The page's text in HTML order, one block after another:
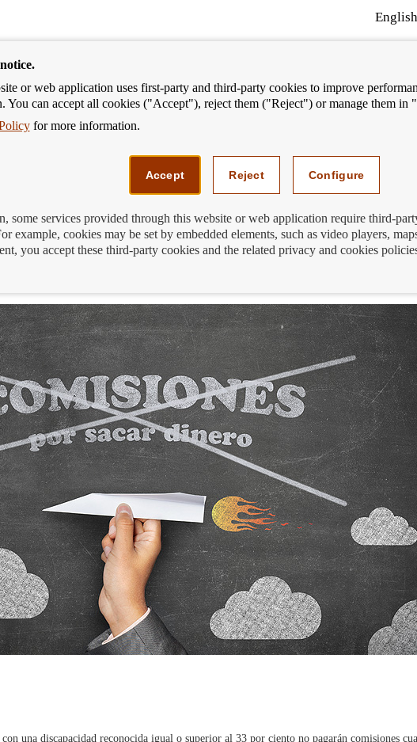
English
We can help youMostrar
menú
discapacidad no pagarán comisiones por
una discapacidad reconocida igual o superior al 33 por ciento no pagarán comisiones
or web application uses first-party and third-party cookies to improve
You can accept all cookies ("Accept"), reject them ("Reject") or manage them in
for more information.
Accept Reject Configure
some services provided through this website or web application require third-
example, cookies may be set by embedded elements, such as video players,
you accept these third-party cookies and the related privacy and cookies